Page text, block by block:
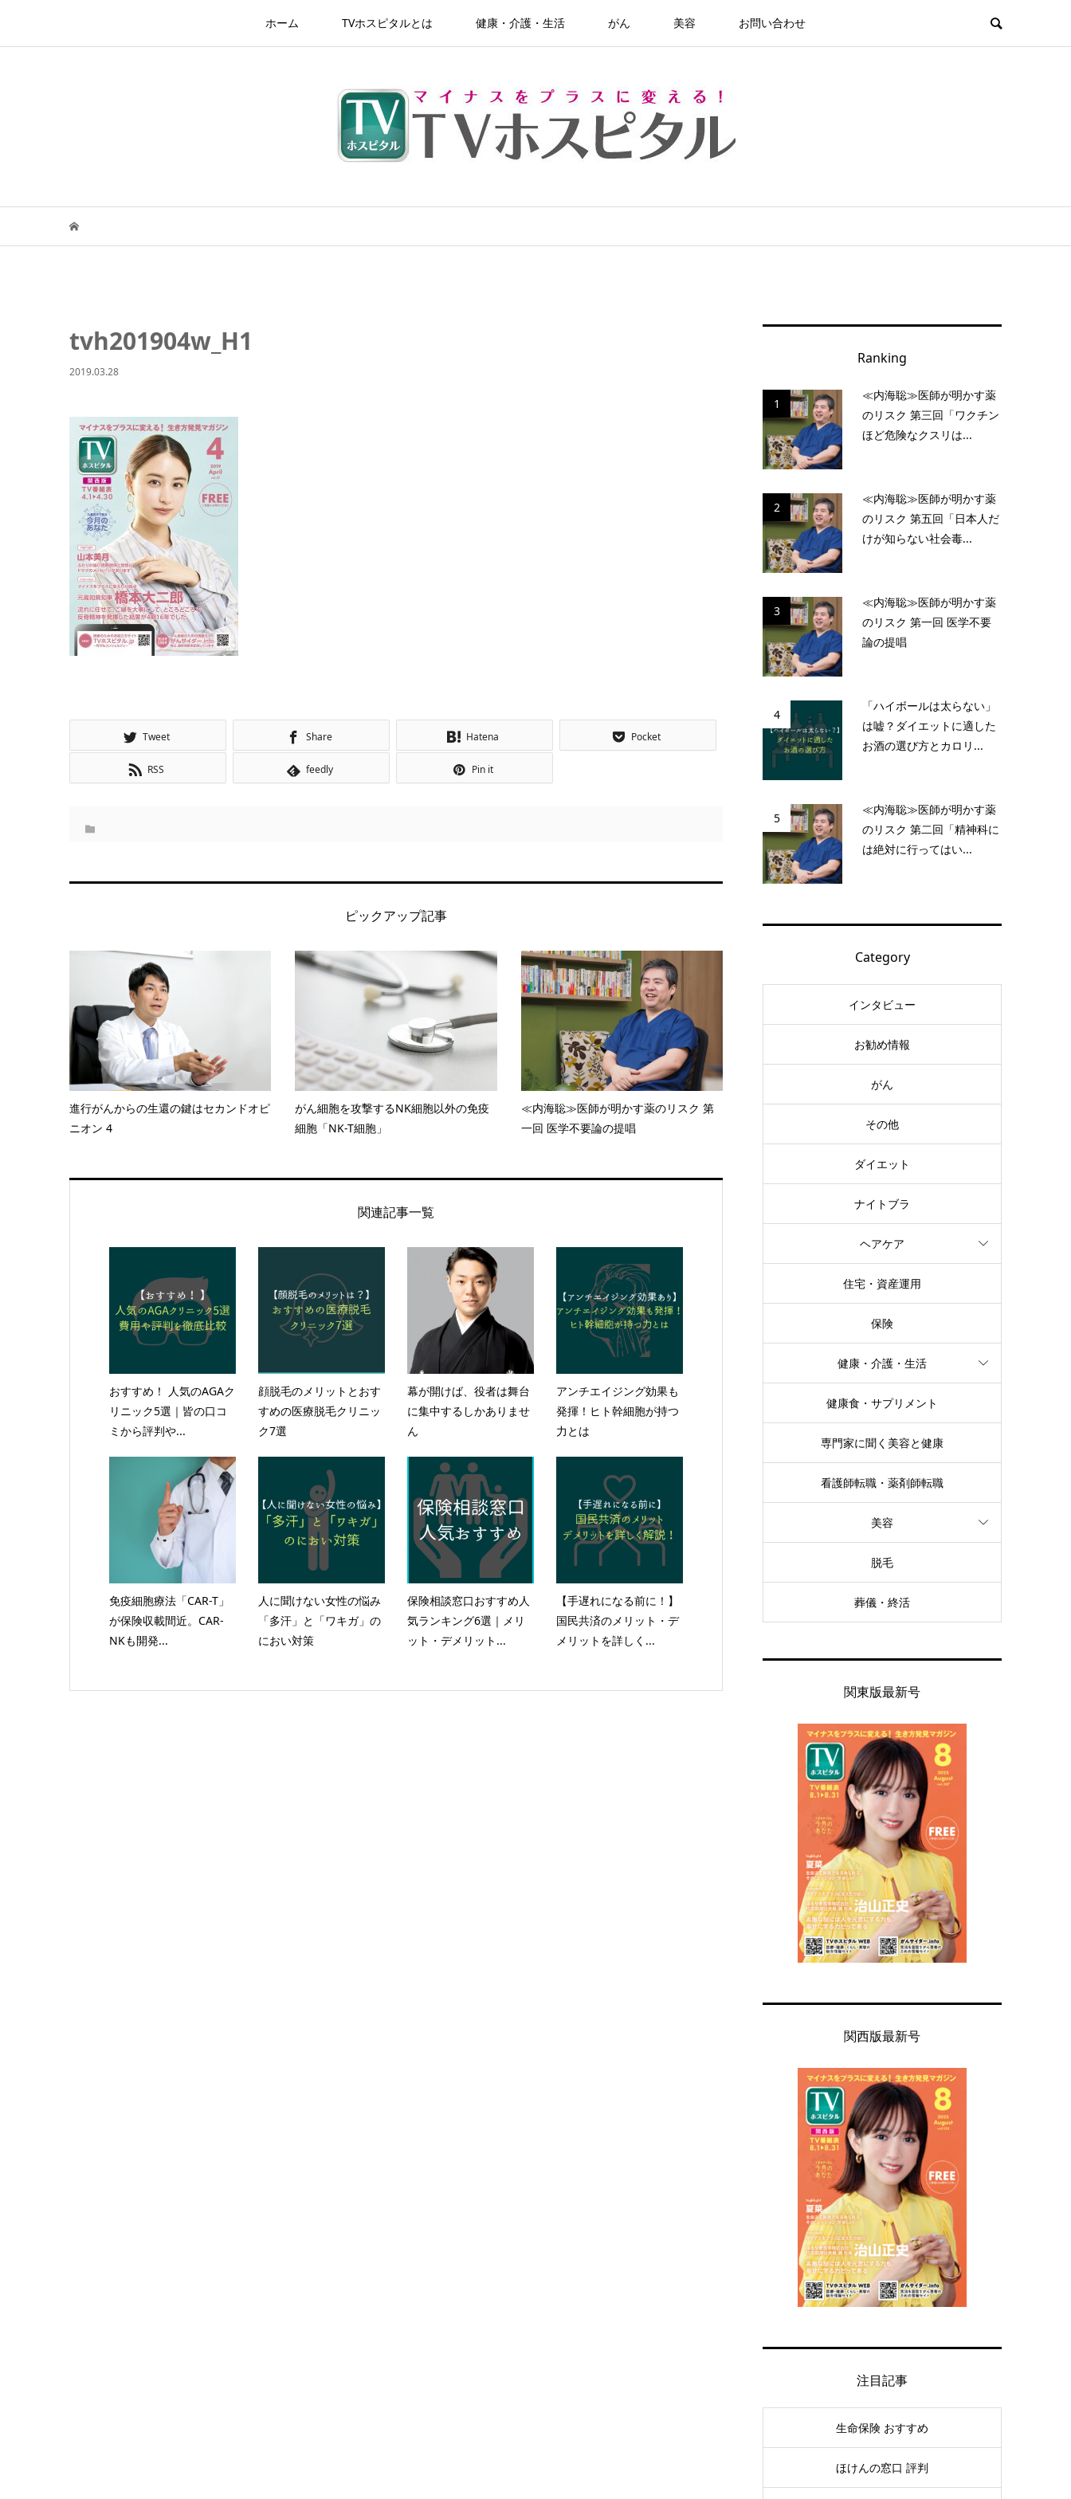
ホーム TVホスピタルとは 健康・介護・生活 がん 美容 お問い合わせ
tvh201904w_H1
2019.03.28
Tweet Share Hatena Pocket
RSS feedly Pin it
ピックアップ記事
進行がんからの生還の鍵はセカンドオピ
ニオン 4
がん細胞を攻撃するNK細胞以外の免疫
細胞「NK-T細胞」
≪内海聡≫医師が明かす薬のリスク 第
一回 医学不要論の提唱
関連記事一覧
おすすめ！ 人気のAGAク
リニック5選｜皆の口コ
ミから評判や...
顔脱毛のメリットとおす
すめの医療脱毛クリニッ
ク7選
幕が開けば、役者は舞台
に集中するしかありませ
ん
アンチエイジング効果も
発揮！ヒト幹細胞が持つ
力とは
免疫細胞療法「CAR-T」
が保険収載間近。CAR-
NKも開発...
人に聞けない女性の悩み
「多汗」と「ワキガ」の
におい対策
保険相談窓口おすすめ人
気ランキング6選｜メリ
ット・デメリット...
【手遅れになる前に！】
国民共済のメリット・デ
メリットを詳しく...
Ranking
1
≪内海聡≫医師が明かす薬
のリスク 第三回「ワクチン
ほど危険なクスリは...
2
≪内海聡≫医師が明かす薬
のリスク 第五回「日本人だ
けが知らない社会毒...
3
≪内海聡≫医師が明かす薬
のリスク 第一回 医学不要
論の提唱
4
「ハイボールは太らない」
は嘘？ダイエットに適した
お酒の選び方とカロリ...
5
≪内海聡≫医師が明かす薬
のリスク 第二回「精神科に
は絶対に行ってはい...
Category
インタビュー
お勧め情報
がん
その他
ダイエット
ナイトブラ
ヘアケア
住宅・資産運用
保険
健康・介護・生活
健康食・サプリメント
専門家に聞く美容と健康
看護師転職・薬剤師転職
美容
脱毛
葬儀・終活
関東版最新号
関西版最新号
注目記事
生命保険 おすすめ
ほけんの窓口 評判